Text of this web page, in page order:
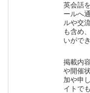
英会話
ールへ
ルや交
も含め
いがで
掲載内
や開催
加や申
イトで